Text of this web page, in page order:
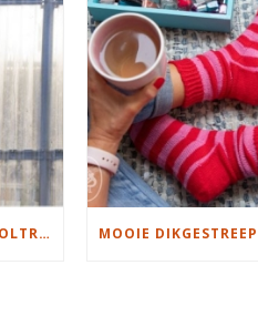
MOOIE RUIMVALLENDE COLTRUI BREIEN